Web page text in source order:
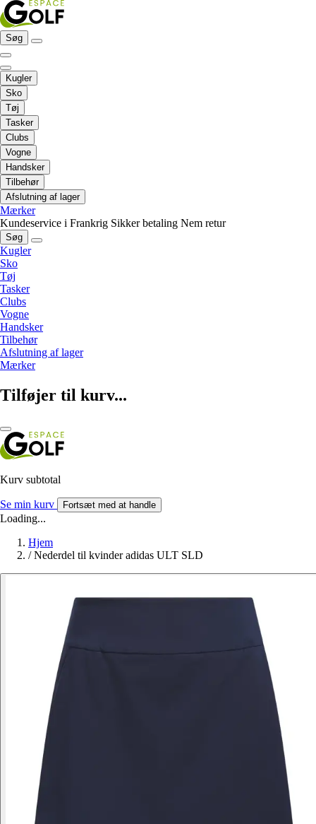
Søg
Kugler
Sko
Tøj
Tasker
Clubs
Vogne
Handsker
Tilbehør
Afslutning af lager
Mærker
Kundeservice i Frankrig Sikker betaling Nem retur
Søg
Kugler
Sko
Tøj
Tasker
Clubs
Vogne
Handsker
Tilbehør
Afslutning af lager
Mærker
Tilføjer til kurv...
Kurv subtotal
Se min kurv Fortsæt med at handle
Loading...
Hjem
/ Nederdel til kvinder adidas ULT SLD